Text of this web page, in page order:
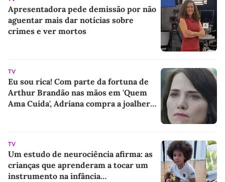
Apresentadora pede demissão por não
aguentar mais dar notícias sobre
crimes e ver mortos
TV
Eu sou rica! Com parte da fortuna de
Arthur Brandão nas mãos em 'Quem
Ama Cuida', Adriana compra a joalheria
TV
Um estudo de neurociência afirma: as
crianças que aprenderam a tocar um
instrumento na infância